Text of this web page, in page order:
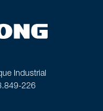
Industrial
226